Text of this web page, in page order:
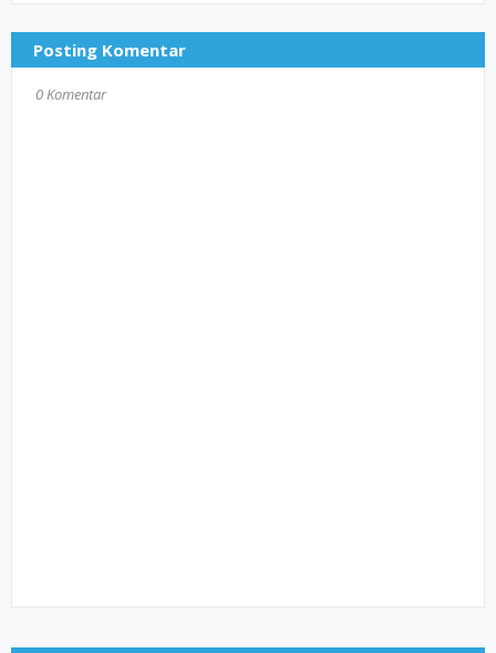
Posting Komentar
0 Komentar